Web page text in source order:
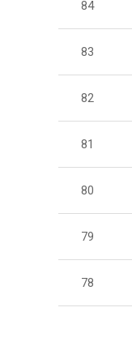
84
83
82
81
80
79
78